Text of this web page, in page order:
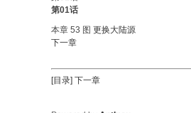
第01话
本章 53 图 更换大陆源
下一章
[目录] 下一章